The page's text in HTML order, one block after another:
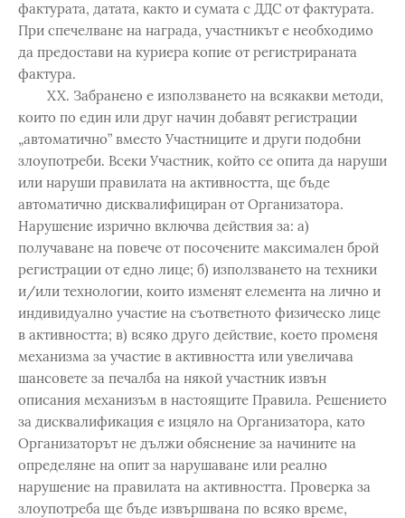
фактурата, датата, както и сумата с ДДС от фактурата.
При спечелване на награда, участникът е необходимо
да предостави на куриера копие от регистрираната
фактура.
XX. Забранено е използването на всякакви методи,
които по един или друг начин добавят регистрации
„автоматично” вместо Участниците и други подобни
злоупотреби. Всеки Участник, който се опита да наруши
или наруши правилата на активността, ще бъде
автоматично дисквалифициран от Организатора.
Нарушение изрично включва действия за: а)
получаване на повече от посочените максимален брой
регистрации от едно лице; б) използването на техники
и/или технологии, които изменят елемента на лично и
индивидуално участие на съответното физическо лице
в активността; в) всяко друго действие, което променя
механизма за участие в активността или увеличава
шансовете за печалба на някой участник извън
описания механизъм в настоящите Правила. Решението
за дисквалификация е изцяло на Организатора, като
Организаторът не дължи обяснение за начините на
определяне на опит за нарушаване или реално
нарушение на правилата на активността. Проверка за
злоупотреба ще бъде извършвана по всяко време,